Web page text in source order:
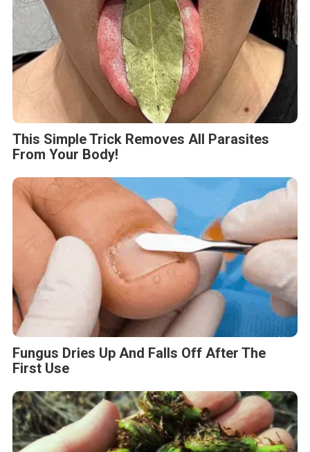
This Simple Trick Removes All Parasites
From Your Body!
Fungus Dries Up And Falls Off After The
First Use